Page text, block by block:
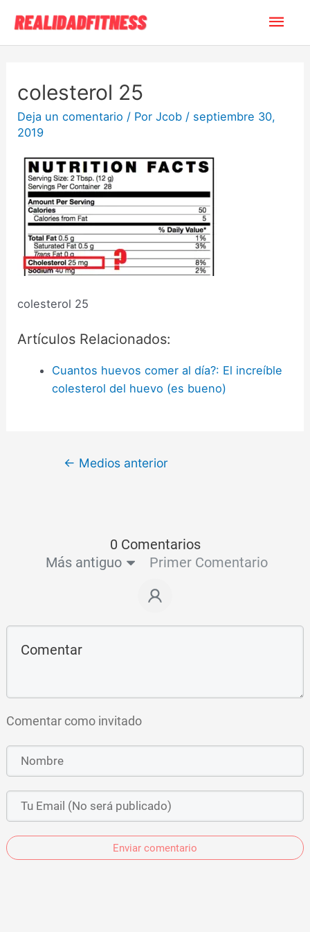
colesterol 25
Deja un comentario / PorJcob / septiembre 30,
2019
colesterol 25
Artículos Relacionados:
Cuantos huevos comer al día?: El increíble
colesterol del huevo (es bueno)
← Medios anterior
0 Comentarios
Más antiguo
Primer Comentario
Comentar como invitado
Enviar comentario